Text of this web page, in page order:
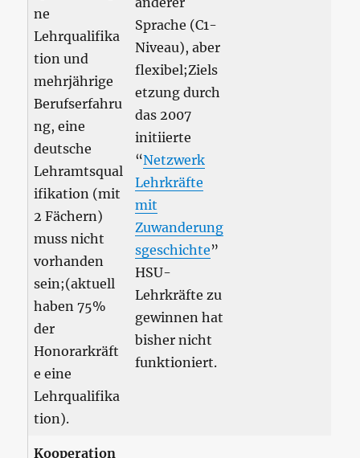
ne
Lehrqualifika
tion und
mehrjährige
Berufserfahru
ng, eine
deutsche
Lehramtsqual
ifikation (mit
2 Fächern)
muss nicht
vorhanden
sein;(aktuell
haben 75%
der
Honorarkräft
e eine
Lehrqualifika
tion).
Sprache (C1-
Niveau), aber
flexibel;Ziels
etzung durch
das 2007
initiierte
“Netzwerk
Lehrkräfte
mit
Zuwanderung
sgeschichte”
HSU-
Lehrkräfte zu
gewinnen hat
bisher nicht
funktioniert.
Kooperation